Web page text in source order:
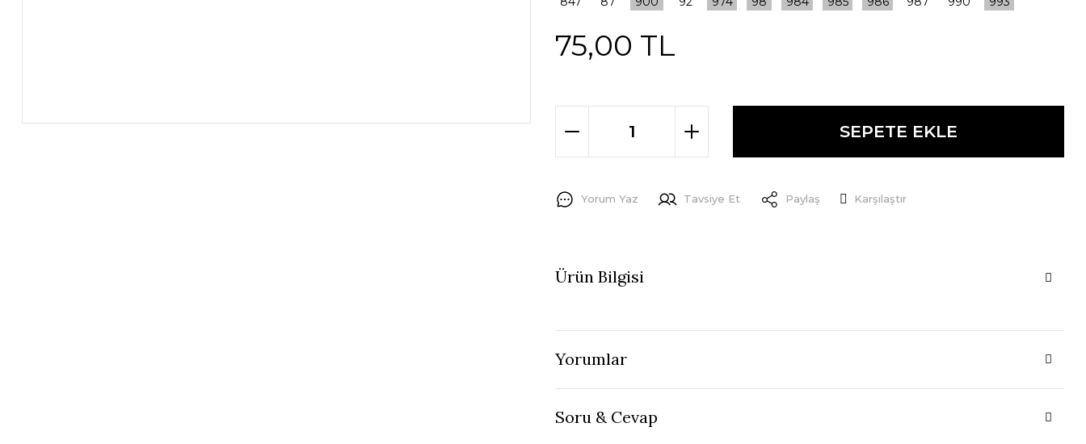
75,00 TL
SEPETE EKLE
Yorum Yaz Tavsiye Et Paylaş Karşılaştır
Ürün Bilgisi
Yorumlar
Soru & Cevap